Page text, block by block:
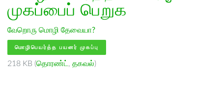
முகப்பைப் பெறுக
வேறொரு மொழி தேவையா?
மொழிபெயர்த்த பயனர் முகப்பு
218 KB (தொரண்ட் , தகவல்)